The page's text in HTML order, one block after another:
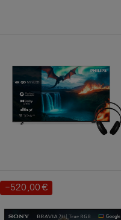
Prihranek:
−520,00 €